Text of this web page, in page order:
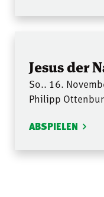
Jesus der
So.. 16.
Philipp
ABSPIELEN